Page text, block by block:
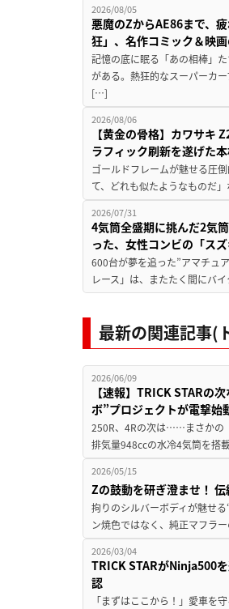
2026/08/05
悪魔のZからAE86まで、
狂」、名作コミック＆映
記憶の底に眠る「あの相棒」
がある。熱狂的なスーパーカ
[…]
2026/08/06
【黄金の骨格】カワサキ
ラフィック刷新を遂げた
ゴールドフレームが魅せる圧
て、どれも似たようなものだ
2026/07/31
4気筒全盛期に挑んだ2気
った、女性コンビの「ス
600台が夢を追った”アマチュ
レース」は、またたく間にバ
最新の関連記事(
2026/06/09
【速報】TRICK STARの
ボ”プロジェクトが電撃始
250R、4Rの次は……まさかの
排気量948ccの水冷4気筒を搭
2026/05/15
Zの鼓動を研ぎ澄ませ！
拘りのシルバーボディが魅せ
ン焼色ではなく、純正マフラ
2026/03/04
TRICK STARがNinja500
認
「まずはここから！」愛車を